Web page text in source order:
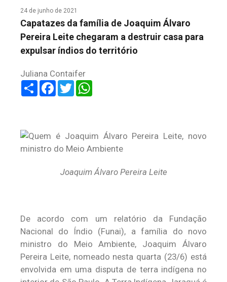
24 de junho de 2021
Capatazes da família de Joaquim Álvaro
Pereira Leite chegaram a destruir casa para
expulsar índios do território
Juliana Contaifer
ShareFacebook
Twitter
Joaquim Álvaro Pereira Leite
De acordo com um relatório da Fundação
Nacional do Índio (Funai), a família do novo
ministro do Meio Ambiente, Joaquim Álvaro
Pereira Leite, nomeado nesta quarta (23/6) está
envolvida em uma disputa de terra indígena no